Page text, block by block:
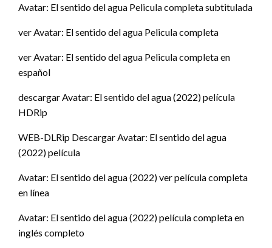
Avatar: El sentido del agua Pelicula completa subtitulada
ver Avatar: El sentido del agua Pelicula completa
ver Avatar: El sentido del agua Pelicula completa en
español
descargar Avatar: El sentido del agua (2022) película
HDRip
WEB-DLRip Descargar Avatar: El sentido del agua
(2022) película
Avatar: El sentido del agua (2022) ver película completa
en línea
Avatar: El sentido del agua (2022) película completa en
inglés completo